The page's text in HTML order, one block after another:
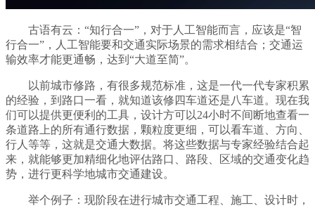
古语有云：“知行合一”，对于人工智能而言，应该是“智
行合一”，人工智能要和交通实际场景的需求相结合；交通运
输效率才能更通畅，达到“大道至简”。
以前城市修路，有很多规范标准，这是一代一代专家积累
的经验，到路口一看，就知道该修四车道还是八车道。现在我
们可以提供更便利的工具，设计方可以24小时不间断地查看一
条道路上的所有通行数据，颗粒度更细，可以看车道、方向、
行人等等，这就是交通大数据。将这些数据与专家经验结合起
来，就能够更加精细化地评估路口、路段、区域的交通变化趋
势，进行更科学地城市交通建设。
举个例子：现阶段在进行城市交通工程、施工、设计时，